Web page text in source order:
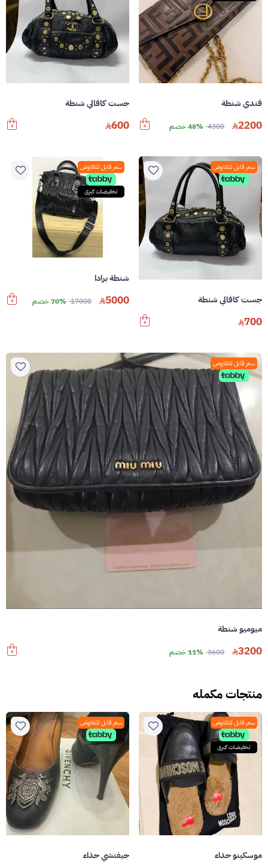
فندي شنطة
2200
4300 48% خصم
جست كافالي شنطة
600
سعر قابل للتفاوض
جست كافالي شنطة
700
سعر قابل للتفاوض
تخفيضات كبرى
شنطة برادا
5000
17000 70% خصم
سعر قابل للتفاوض
ميوميو شنطة
3200
3600 11% خصم
منتجات مكمله
سعر قابل للتفاوض
تخفيضات كبرى
موسكينو حذاء
سعر قابل للتفاوض
جيفنشي حذاء